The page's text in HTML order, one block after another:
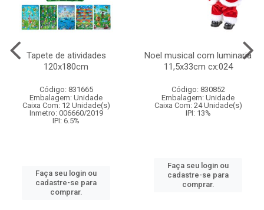
Tapete de atividades
120x180cm
Código: 831665
Embalagem: Unidade
Caixa Com: 12 Unidade(s)
Inmetro: 006660/2019
IPI: 6.5%
Faça seu login ou
cadastre-se para
comprar.
Noel musical com luminaria
11,5x33cm cx:024
Código: 830852
Embalagem: Unidade
Caixa Com: 24 Unidade(s)
IPI: 13%
Faça seu login ou
cadastre-se para
comprar.